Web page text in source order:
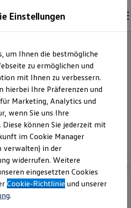
und Gebrauchtwagen
Zertifizierte Gebrauchtwagen
bei Gebrauchtwagen
mehr
dieser Seite ist die FSN Autozentrum
Rechtliches)
Einstellungen
um Ihnen die bestmögliche
zu ermöglichen und
mit Ihnen zu verbessern.
hierbei Ihre Präferenzen und
Marketing, Analytics und
wenn Sie uns Ihre
Diese können Sie jederzeit mit
im Cookie Manager
verwalten) in der
widerrufen. Weitere
eingesetzten Cookies
Cookie-Richtlinie und unserer
.